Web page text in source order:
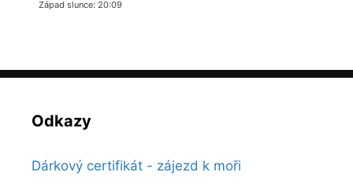
Západ slunce: 20:09
Odkazy
Dárkový certifikát - zájezd k moři